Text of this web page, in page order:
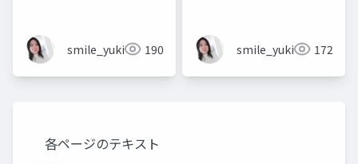
smile_yukiko_it190
のコミュニケーション
フレーズ集smile_yukiko_it172
各ページのテキスト